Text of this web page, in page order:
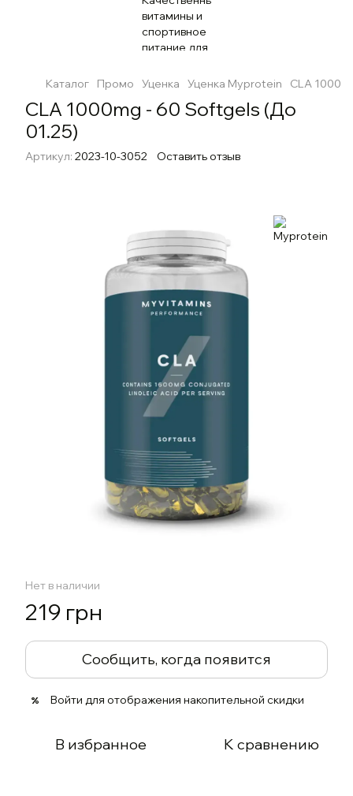
Каталог Промо Уценка Уценка Myprotein CLA
CLA 1000mg - 60 Softgels (До
01.25)
Артикул: 2023-10-3052 Оставить отзыв
Нет в наличии
219 грн
Сообщить, когда появится
% Войти для отображения накопительной скидки
В избранное К сравнению